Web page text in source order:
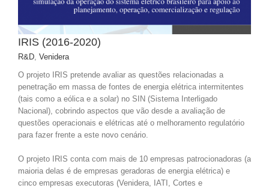
IRIS (2016-2020)
R&D Venidera
O projeto IRIS pretende avaliar as questões relacionadas a
penetração em massa de fontes de energia elétrica intermitentes
(tais como a eólica e a solar) no SIN (Sistema Interligado
Nacional), cobrindo aspectos que vão desde a avaliação de
questões operacionais e elétricas até o melhoramento regulatório
para fazer frente a este novo cenário.
O projeto IRIS conta com mais de 10 empresas patrocionadoras (a
maioria delas é de empresas geradoras de energia elétrica) e
cinco empresas executoras (Venidera, IATI, Cortes e